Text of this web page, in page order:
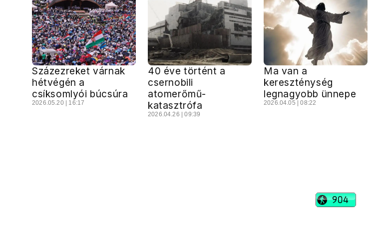
Százezreket várnak
hétvégén a
csíksomlyói búcsúra
2026.05.20 | 16:17
40 éve történt a
csernobili
atomerőmű-
katasztrófa
2026.04.26 | 09:39
Ma van a
kereszténység
legnagyobb ünnepe
2026.04.05 | 08:22